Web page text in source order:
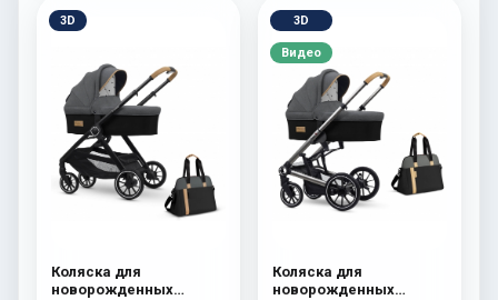
3D
Коляска для
новорожденных
3D
Видео
Коляска для
новорожденных